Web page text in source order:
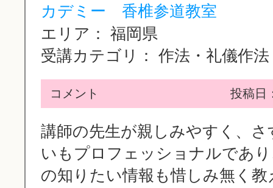
カデミー 香椎参道教室
エリア： 福岡県
受講カテゴリ： 作法・礼儀作法
コメント 投稿日
講師の先生が親しみやすく、さ
いもプロフェッショナルであ
の知りたい情報も惜しみ無く教